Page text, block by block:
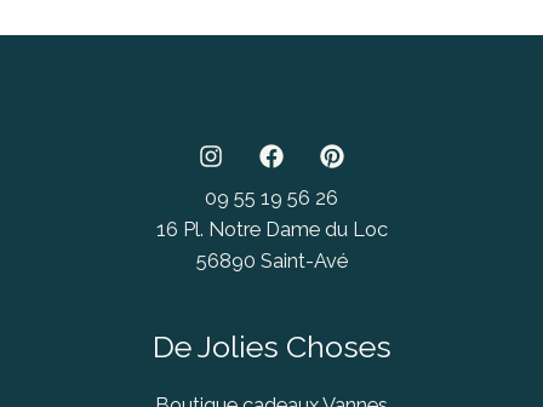
09 55 19 56 26
16 Pl. Notre Dame du Loc
56890 Saint-Avé
De Jolies Choses